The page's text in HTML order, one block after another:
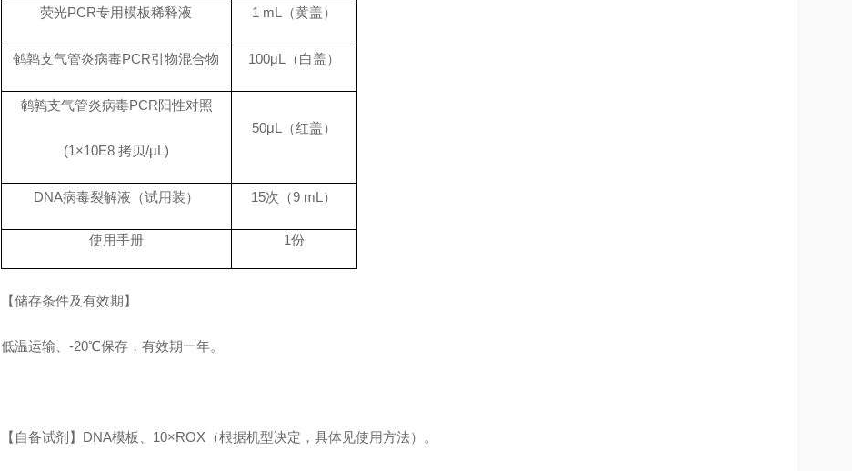
荧光PCR专用模板稀释液 1 mL （黄盖）
鹌鹑支气管炎病毒PCR引物混合物 100μL （白盖）
鹌鹑支气管炎病毒PCR阳性对照
(1×10E8 拷贝/μL)
50μL （红盖）
DNA病毒裂解液（试用装） 15次（9 mL ）
使用手册 1份
【储存条件及有效期】
低温运输、 -20℃保存，有效期一年。
【自备试剂】 DNA模板、 10×ROX （根据机型决定，具体见使用方法）。